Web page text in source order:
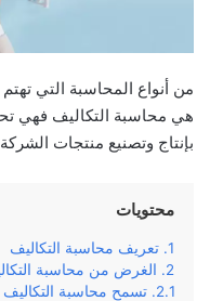
من أنواع المحاسبة التي
هي محاسبة التكاليف فهي
بإنتاج وتصنيع منتجات
محتويات
تعريف محاسبة التكاليف
الغرض من محاسبة
تسمح محاسبة التكاليف